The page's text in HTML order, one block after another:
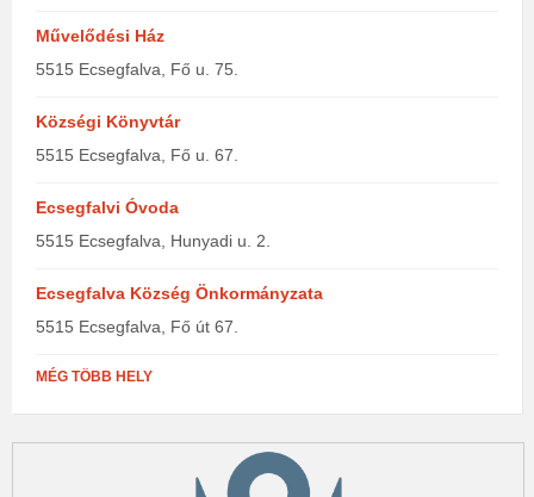
Művelődési Ház
5515 Ecsegfalva, Fő u. 75.
Községi Könyvtár
5515 Ecsegfalva, Fő u. 67.
Ecsegfalvi Óvoda
5515 Ecsegfalva, Hunyadi u. 2.
Ecsegfalva Község Önkormányzata
5515 Ecsegfalva, Fő út 67.
MÉG TÖBB HELY